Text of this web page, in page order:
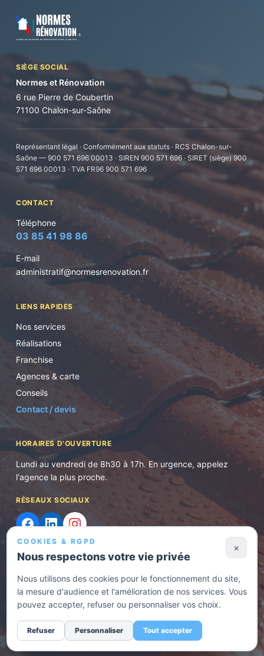
SIÈGE SOCIAL
Normes et Rénovation
6 rue Pierre de Coubertin
71100 Chalon-sur-Saône
Représentant légal · Conformément aux statuts · RCS Chalon-sur-
Saône — 900 571 696 00013 · SIREN 900 571 696 · SIRET (siège) 900
571 696 00013 · TVA FR96 900 571 696
CONTACT
Téléphone
03 85 41 98 86
E-mail
administratif@normesrenovation.fr
LIENS RAPIDES
Nos services
Réalisations
Franchise
Agences & carte
Conseils
Contact / devis
HORAIRES D'OUVERTURE
Lundi au vendredi de 8h30 à 17h. En urgence, appelez
l'agence la plus proche.
RÉSEAUX SOCIAUX
© 2026Normes et Rénovation. Tous droits réservés.
Politique de confidentialité· Entreprise RGE — Rénovation énergétique
—Demander un devis
Gérer les cookies
COOKIES & RGPD
Nous respectons votre vie privée
×
Nous utilisons des cookies pour le fonctionnement du site,
la mesure d'audience et l'amélioration de nos services. Vous
pouvez accepter, refuser ou personnaliser vos choix.
Refuser Personnaliser Tout accepter